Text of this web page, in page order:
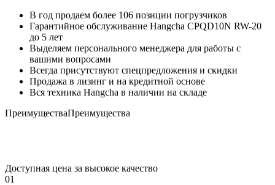
В год продаем более 106 позиции погрузчиков
Гарантийное обслуживание Hangcha CPQD10N RW-20
до 5 лет
Выделяем персонального менеджера для работы с
вашими вопросами
Всегда присутствуют спецпредложения и скидки
Продажа в лизинг и на кредитной основе
Вся техника Hangcha в наличии на складе
ПреимуществаПреимущества
Доступная цена за высокое качество
01